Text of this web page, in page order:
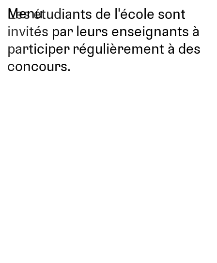
Menu
Les étudiants de l'école sont
invités par leurs enseignants à
participer régulièrement à des
concours.